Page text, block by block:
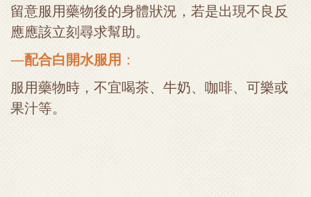
留意服用藥物後的身體狀況，若是出現不良反
應應該立刻尋求幫助。
—配合白開水服用 ：
服用藥物時，不宜喝茶、牛奶、咖啡、可樂或
果汁等。